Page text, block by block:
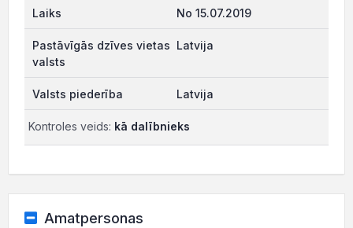
No 15.07.2019
Latvija
Latvija
Kontroles veids: kā dalībnieks
Amatpersonas